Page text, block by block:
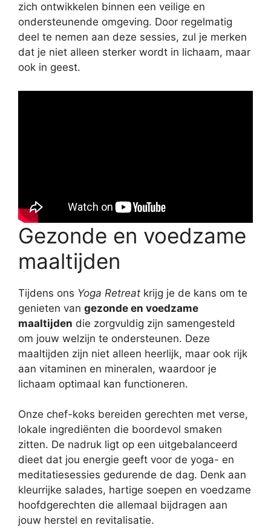
zich ontwikkelen binnen een veilige en
ondersteunende omgeving. Door regelmatig
deel te nemen aan deze sessies, zul je merken
dat je niet alleen sterker wordt in lichaam, maar
ook in geest.
Gezonde en voedzame
maaltijden
Tijdens ons Yoga Retreat krijg je de kans om te
genieten van gezonde en voedzame
maaltijden die zorgvuldig zijn samengesteld
om jouw welzijn te ondersteunen. Deze
maaltijden zijn niet alleen heerlijk, maar ook rijk
aan vitaminen en mineralen, waardoor je
lichaam optimaal kan functioneren.
Onze chef-koks bereiden gerechten met verse,
lokale ingrediënten die boordevol smaken
zitten. De nadruk ligt op een uitgebalanceerd
dieet dat jou energie geeft voor de yoga- en
meditatiesessies gedurende de dag. Denk aan
kleurrijke salades, hartige soepen en voedzame
hoofdgerechten die allemaal bijdragen aan
jouw herstel en revitalisatie.